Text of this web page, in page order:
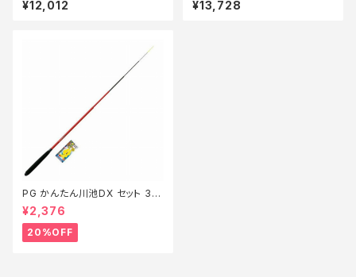
¥12,012 ¥13,728
PG かんたん川池DX セット 36
0【特価セット】【20】
¥2,376
20%OFF